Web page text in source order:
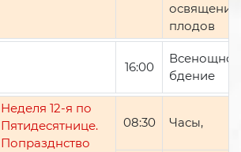
освящение
плодов
16:00
Всенощное
бдение
Неделя 12-я по
Пятидесятнице.
Попразднство
08:30 Часы,